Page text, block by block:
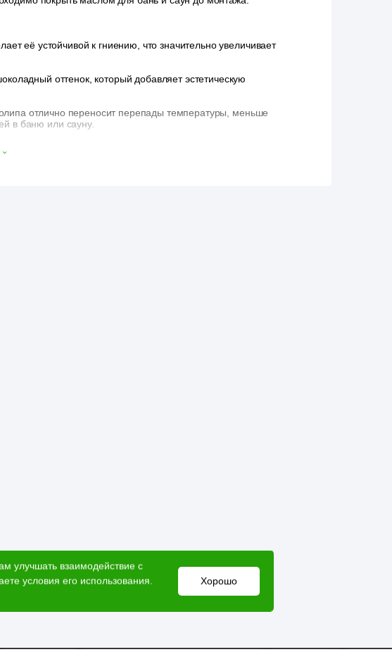
её устойчивой к гниению, что значительно увеличивает
оттенок, который добавляет эстетическую
отлично переносит перепады температуры, меньше
в баню или сауну.
доски облегчают процесс установки.
улучшать взаимодействие с
условия его использования.
Хорошо